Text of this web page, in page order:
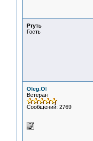
Ртуть
Гость
Oleg.Ol
Ветеран
Сообщений: 2769